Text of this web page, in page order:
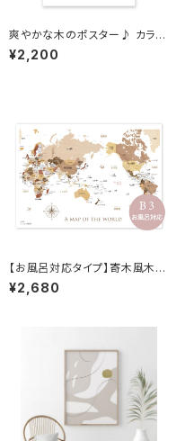
爽やかな木のポスター♪ カラー
版 A4 グリーン インテリア 北
欧 おしゃれ
¥2,200
【お風呂対応タイプ】寄木風木目
調のおしゃれな世界地図ポスタ
ー B3サイズ
¥2,680